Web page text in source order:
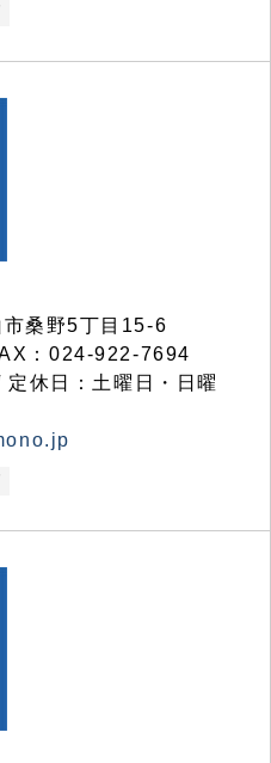
桑野5丁目15-6
：024-922-7694
休日：土曜日・日曜